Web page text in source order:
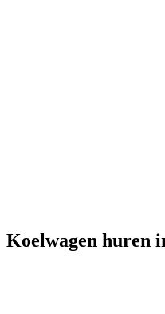
Koelwagen huren